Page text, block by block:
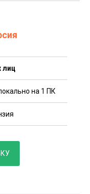
лиц
на 1 ПК